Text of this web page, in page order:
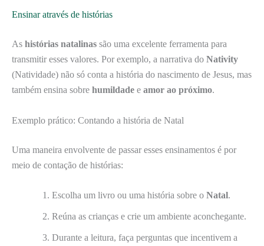
Ensinar através de histórias
As histórias natalinas são uma excelente ferramenta para
transmitir esses valores. Por exemplo, a narrativa do Nativity
(Natividade) não só conta a história do nascimento de Jesus, mas
também ensina sobre humildade e amor ao próximo.
Exemplo prático: Contando a história de Natal
Uma maneira envolvente de passar esses ensinamentos é por
meio de contação de histórias:
Escolha um livro ou uma história sobre o Natal.
Reúna as crianças e crie um ambiente aconchegante.
Durante a leitura, faça perguntas que incentivem a